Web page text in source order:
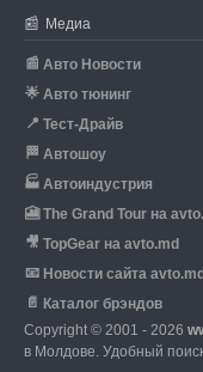
📰 Медиа
📰 Авто Новости
🌟 Авто тюнинг
📍 Тест-Драйв
🏁 Автошоу
🏭 Автоиндустрия
🎦 The Grand Tour на
🎥 TopGear на avto.md
📧 Новости сайта
📄 Каталог брэндов
Copyright © 2001 - 2026
в Молдове. Удобный